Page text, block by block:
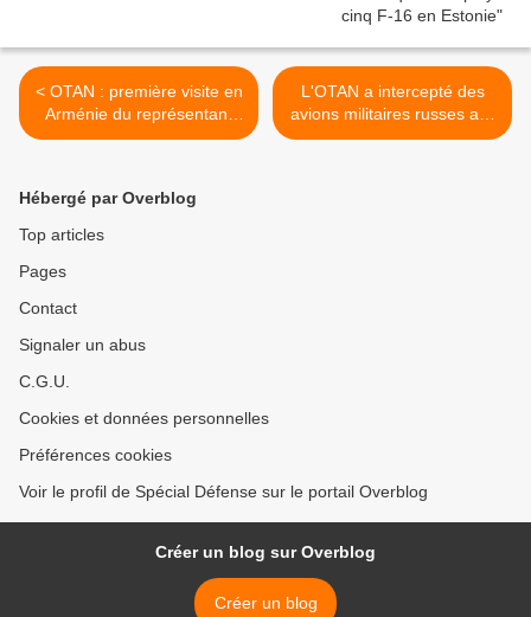
< OTAN : première visite en
Arménie du représentant
spécial pour le Caucase et
L'OTAN a intercepté des
avions militaires russes au-
dessus de la mer Baltique >
Hébergé par Overblog
Top articles
Pages
Contact
Signaler un abus
C.G.U.
Cookies et données personnelles
Préférences cookies
Voir le profil de Spécial Défense sur le portail Overblog
Créer un blog sur Overblog
Créer un blog